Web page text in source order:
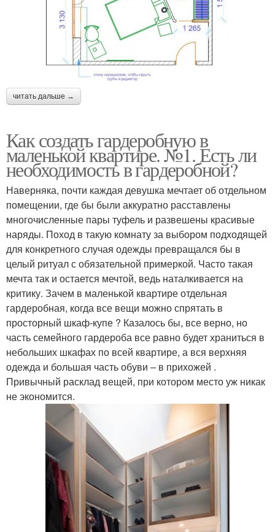
читать дальше →
Как создать гардеробную в
маленькой квартире. №1. Есть ли
необходимость в гардеробной?
Наверняка, почти каждая девушка мечтает об отдельном
помещении, где бы были аккуратно расставлены
многочисленные пары туфель и развешены красивые
наряды. Поход в такую комнату за выбором подходящей
для конкретного случая одежды превращался бы в
целый ритуал с обязательной примеркой. Часто такая
мечта так и остается мечтой, ведь наталкивается на
критику. Зачем в маленькой квартире отдельная
гардеробная, когда все вещи можно спрятать в
просторный шкаф-купе ? Казалось бы, все верно, но
часть семейного гардероба все равно будет храниться в
небольших шкафах по всей квартире, а вся верхняя
одежда и большая часть обуви – в прихожей .
Привычный расклад вещей, при котором место уж никак
не экономится.